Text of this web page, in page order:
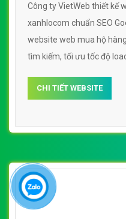
Công ty VietWeb thiết kế
xanhlocom chuẩn SEO
website web mua hộ
tìm kiếm, tối ưu tốc độ
hàng nhật xanhlocom
CHI TIẾT WEBSITE